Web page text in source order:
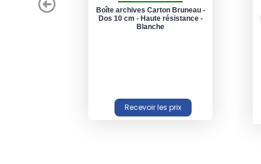
Boîte archives Carton Bruneau -
Dos 10 cm - Haute résistance -
Blanche